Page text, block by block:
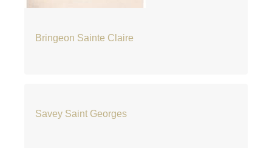
Bringeon Sainte Claire
Savey Saint Georges